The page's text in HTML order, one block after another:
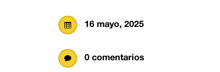
 16 mayo, 2025
 0 comentarios